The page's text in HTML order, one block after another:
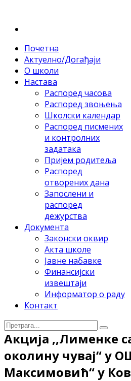
Почетна
Актуелно/Догађаји
О школи
Настава
Распоред часова
Распоред звоњења
Школски календар
Распоред писмених
и контролних
задатака
Пријем родитеља
Распоред
отворених дана
Запослени и
распоред
дежурства
Документа
Законски оквир
Акта школе
Јавне набавке
Финансијски
извештаји
Информатор о раду
Контакт
Акција ,,Лименке
околину чувај“ у
Максимовић“ у